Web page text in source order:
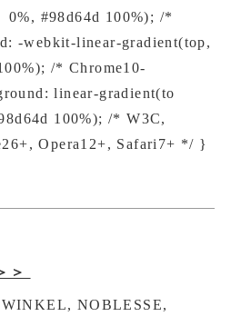
#98d64d 100%); /*
-webkit-linear-gradient(top,
/* Chrome10-
linear-gradient(to
100%); /* W3C,
Opera12+, Safari7+ */ }
＞
NOBLESSE,